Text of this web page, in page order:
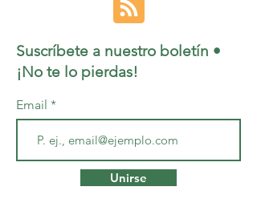
Suscríbete a nuestro boletín •
¡No te lo pierdas!
Email
Unirse